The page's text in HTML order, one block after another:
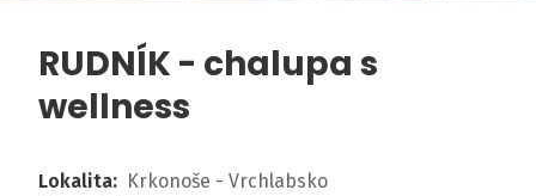
RUDNÍK - chalupa s
wellness
Lokalita: Krkonoše - Vrchlabsko